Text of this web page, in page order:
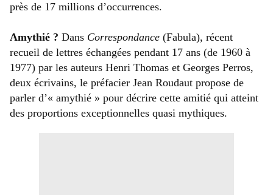
près de 17 millions d’occurrences.
Amythié ? Dans Correspondance (Fabula), récent
recueil de lettres échangées pendant 17 ans (de 1960 à
1977) par les auteurs Henri Thomas et Georges Perros,
deux écrivains, le préfacier Jean Roudaut propose de
parler d’« amythié » pour décrire cette amitié qui atteint
des proportions exceptionnelles quasi mythiques.